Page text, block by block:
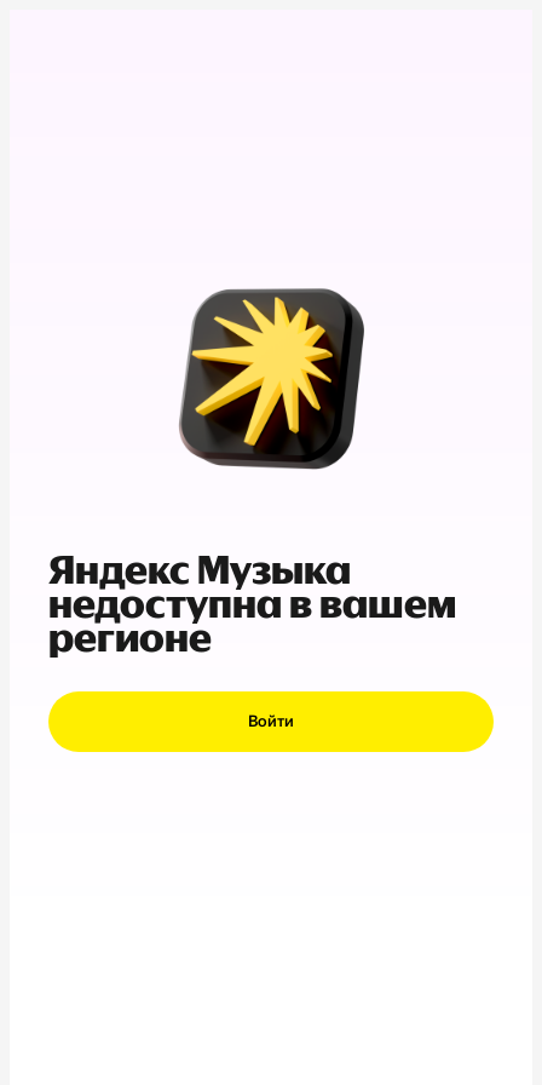
Яндекс Музыка
недоступна в вашем
регионе
Войти